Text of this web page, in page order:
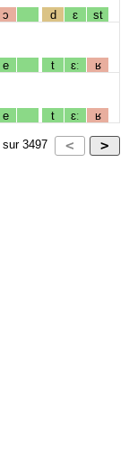
ɔ d ɛ st
e t ɛː ʁ
e t ɛː ʁ
sur 3497